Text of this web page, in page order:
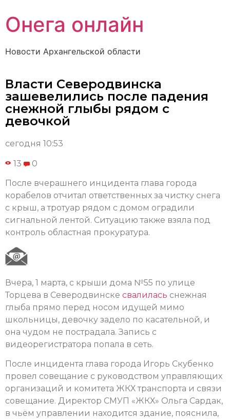
Онега онлайн
Новости Архангельской области
Власти Северодвинска
зашевелились после падения
снежной глыбы рядом с
девочкой
сегодня 10:53
13 0
После вчерашнего инцидента глава города
корабелов отчитал ответственных за чистку снега
с крыш, а тротуар рядом с домом оградили
сигнальной лентой. Ситуацию также взяла под
контроль областная прокуратура.
Вчера, 1 марта, с крыши дома №55 по улице
Торцева в Северодвинске свалилась снежная
глыба прямо перед носом идущей мимо
школьницы, девочку задело по касательной, и
она чудом не пострадала. Запись с
видеорегистратора попала в сеть.
После инцидента глава города Игорь Скубенко
провел совещание с руководством управляющих
организаций и комитета ЖКХ транспорта и связи
совещание. Директор СМУП «ЖКХ» Ольга Сардак,
в чьём управлении находится здание, пояснила,